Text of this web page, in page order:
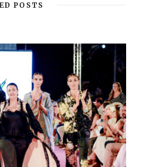
I
POSTS